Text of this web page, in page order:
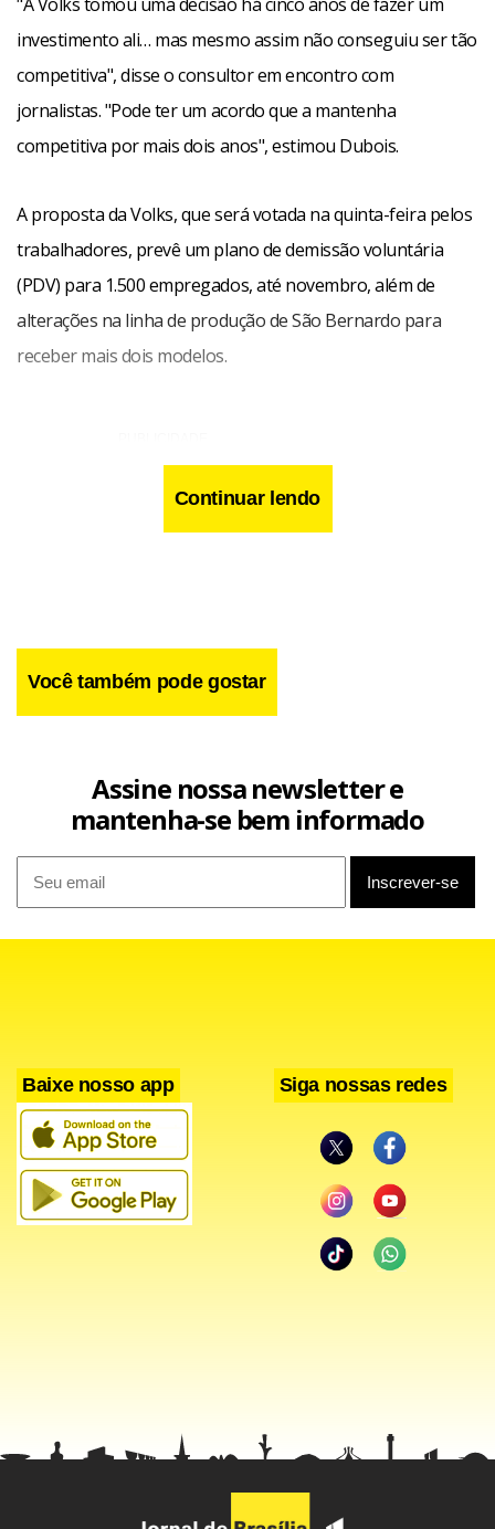
investimento ali… mas mesmo assim não conseguiu ser tão
competitiva", disse o consultor em encontro com
jornalistas. "Pode ter um acordo que a mantenha
competitiva por mais dois anos", estimou Dubois.
A proposta da Volks, que será votada na quinta-feira pelos
trabalhadores, prevê um plano de demissão voluntária
(PDV) para 1.500 empregados, até novembro, além de
alterações na linha de produção de São Bernardo para
receber mais dois modelos.
cortar 3.600 postos até 2008. Trabalham na unidade 12 mil
pessoas, das quais 8 mil na produção.
Em Detroit, nos Estados Unidos, meca da indústria
automobilística mundial, as grandes montadoras também
estão procurando novos locais para a produção, por
acreditarem que há mais dificuldades em renovar uma
fábrica antiga que aumentar a produção em novas
Continuar lendo
Você também pode gostar
Assine nossa newsletter e
mantenha-se bem informado
Baixe nosso app Siga nossas redes